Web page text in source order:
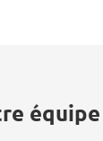
équipe